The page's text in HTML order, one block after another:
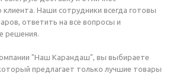
Наши сотрудники всегда готовы
ответить на все вопросы и
решения.
"Наш Карандаш", вы выбираете
предлагает только лучшие товары